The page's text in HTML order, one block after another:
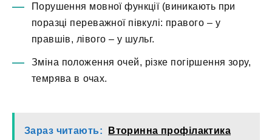
Порушення мовної функції (виникають при
поразці переважної півкулі: правого – у
правшів, лівого – у шульг.
Зміна положення очей, різке погіршення зору,
темрява в очах.
Зараз читають:
Вторинна профілактика